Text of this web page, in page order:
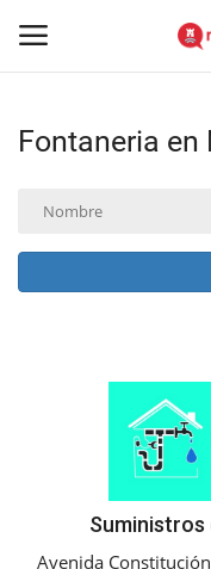
Acceso
Inicio
Reportajes
Fontaneria en
Avenida